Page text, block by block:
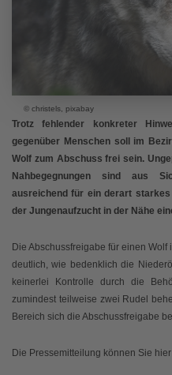
© christels, pixabay
Trotz fehlender konkreter
gegenüber Menschen soll im
Wolf zum Abschuss frei sein.
Nahbegegnungen sind aus
ausreichend für ein derart
der Jungenaufzucht in der Nähe
Die Abschussfreigabe für einen
deutlich, wie bedenklich die
keinerlei Kontrolle durch die
zumindest teilweise zwei Rudel
Bereich sich die Abschussfreigabe
Die Pressemitteilung können Sie